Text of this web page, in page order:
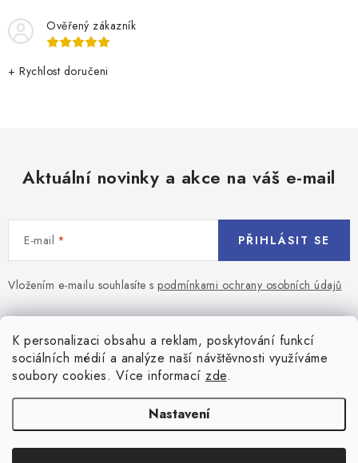
K personalizaci obsahu a reklam, poskytování funkcí
sociálních médií a analýze naší návštěvnosti využíváme
soubory cookies. Více informací zde.
Nastavení
Ověřený zákazník
+ Rychlost doručeni
Aktuální novinky a akce na váš e-mail
E-mail
Vložením e-mailu souhlasíte s podmínkami ochrany osobních údajů
PŘIHLÁSIT SE
Z
á
Blog
Jaký terč na šipky vybrat pro začátečníka?
Přihlášení
Všeobecné obchodní podmínky